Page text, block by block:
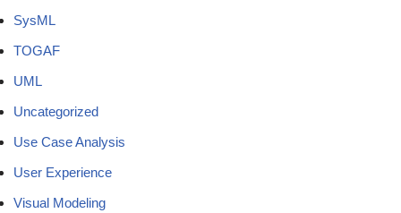
SysML
TOGAF
UML
Uncategorized
Use Case Analysis
User Experience
Visual Modeling